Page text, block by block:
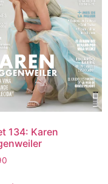
134: Karen